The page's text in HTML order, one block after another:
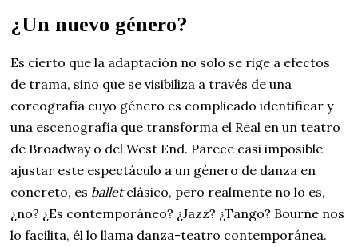
¿Un nuevo género?
Es cierto que la adaptación no solo se rige a efectos
de trama, sino que se visibiliza a través de una
coreografía cuyo género es complicado identificar y
una escenografía que transforma el Real en un teatro
de Broadway o del West End. Parece casi imposible
ajustar este espectáculo a un género de danza en
concreto, es balletclásico, pero realmente no lo es,
¿no? ¿Es contemporáneo? ¿Jazz? ¿Tango? Bourne nos
lo facilita, él lo llama danza-teatro contemporánea.